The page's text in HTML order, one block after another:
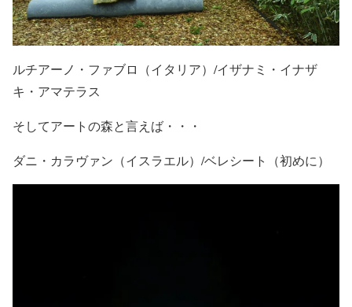
ルチアーノ・ファブロ（イタリア）/イザナミ・イナザ
キ・アマテラス
そしてアートの森と言えば・・・
ダニ・カラヴァン（イスラエル）/ベレシート（初めに）